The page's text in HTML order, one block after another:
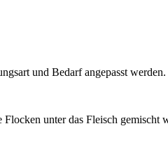
und Bedarf angepasst werden.
unter das Fleisch gemischt